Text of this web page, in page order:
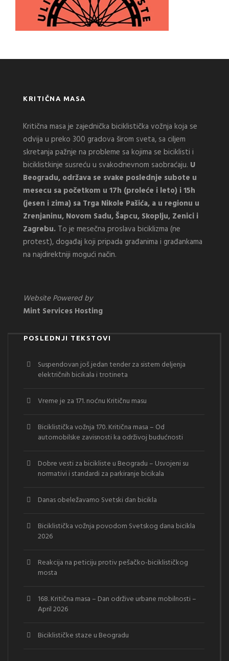
KRITIČNA MASA
Kritična masa je zajednička biciklistička vožnja koja se
odvija u preko 300 gradova širom sveta, sa ciljem
skretanja pažnje na probleme sa kojima se biciklisti i
biciklistkinje susreću u svakodnevnom saobraćaju. U
Beogradu, održava se svake poslednje subote u
mesecu sa početkom u 17h (proleće i leto) i 15h
(jesen i zima) sa Trga Nikole Pašića, a u regionu u
Zrenjaninu, Novom Sadu, Šapcu, Skoplju, Zenici i
Zagrebu. To je mesečna proslava biciklizma (ne
protest), događaj koji pripada građanima i građankama
na najdirektniji mogući način.
Website Powered by
Mint Services Hosting
POSLEDNJI TEKSTOVI
Suspendovan još jedan tender za sistem deljenja
električnih bicikala i trotineta
Vreme je za 171. noćnu Kritičnu masu
Biciklistička vožnja 170. Kritična masa – Od
automobilske zavisnosti ka održivoj budućnosti
Dobre vesti za bicikliste u Beogradu – Usvojeni su
normativi i standardi za parkiranje bicikala
Danas obeležavamo Svetski dan bicikla
Biciklistička vožnja povodom Svetskog dana bicikla
2026
Reakcija na peticiju protiv pešačko-biciklističkog
mosta
168. Kritična masa – Dan održive urbane mobilnosti –
April 2026
Biciklističke staze u Beogradu